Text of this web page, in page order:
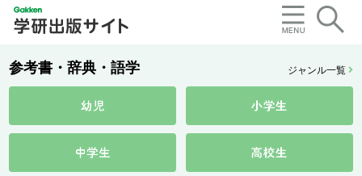
参考書・辞典・語学 ジャンル一覧